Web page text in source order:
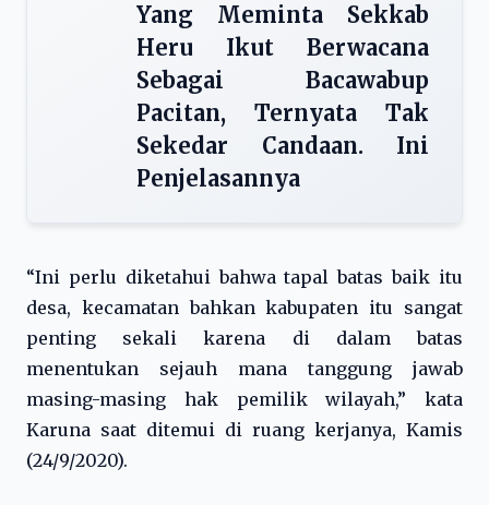
Yang Meminta Sekkab
Heru Ikut Berwacana
Sebagai Bacawabup
Pacitan, Ternyata Tak
Sekedar Candaan. Ini
Penjelasannya
“Ini perlu diketahui bahwa tapal batas baik itu
desa, kecamatan bahkan kabupaten itu sangat
penting sekali karena di dalam batas
menentukan sejauh mana tanggung jawab
masing-masing hak pemilik wilayah,” kata
Karuna saat ditemui di ruang kerjanya, Kamis
(24/9/2020).